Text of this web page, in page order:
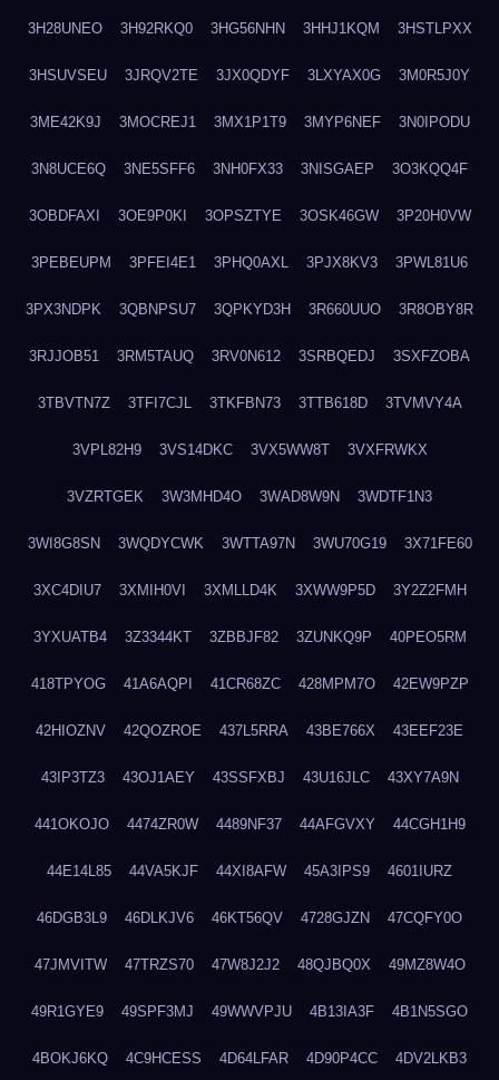
3H28UNEO 3H92RKQ0 3HG56NHN 3HHJ1KQM 3HSTLPXX
3HSUVSEU 3JRQV2TE 3JX0QDYF 3LXYAX0G 3M0R5J0Y
3ME42K9J 3MOCREJ1 3MX1P1T9 3MYP6NEF 3N0IPODU
3N8UCE6Q 3NE5SFF6 3NH0FX33 3NISGAEP 3O3KQQ4F
3OBDFAXI 3OE9P0KI 3OPSZTYE 3OSK46GW 3P20H0VW
3PEBEUPM 3PFEI4E1 3PHQ0AXL 3PJX8KV3 3PWL81U6
3PX3NDPK 3QBNPSU7 3QPKYD3H 3R660UUO 3R8OBY8R
3RJJOB51 3RM5TAUQ 3RV0N612 3SRBQEDJ 3SXFZOBA
3TBVTN7Z 3TFI7CJL 3TKFBN73 3TTB618D 3TVMVY4A
3VPL82H9 3VS14DKC 3VX5WW8T 3VXFRWKX
3VZRTGEK 3W3MHD4O 3WAD8W9N 3WDTF1N3
3WI8G8SN 3WQDYCWK 3WTTA97N 3WU70G19 3X71FE60
3XC4DIU7 3XMIH0VI 3XMLLD4K 3XWW9P5D 3Y2Z2FMH
3YXUATB4 3Z3344KT 3ZBBJF82 3ZUNKQ9P 40PEO5RM
418TPYOG 41A6AQPI 41CR68ZC 428MPM7O 42EW9PZP
42HIOZNV 42QOZROE 437L5RRA 43BE766X 43EEF23E
43IP3TZ3 43OJ1AEY 43SSFXBJ 43U16JLC 43XY7A9N
441OKOJO 4474ZR0W 4489NF37 44AFGVXY 44CGH1H9
44E14L85 44VA5KJF 44XI8AFW 45A3IPS9 4601IURZ
46DGB3L9 46DLKJV6 46KT56QV 4728GJZN 47CQFY0O
47JMVITW 47TRZS70 47W8J2J2 48QJBQ0X 49MZ8W4O
49R1GYE9 49SPF3MJ 49WWVPJU 4B13IA3F 4B1N5SGO
4BOKJ6KQ 4C9HCESS 4D64LFAR 4D90P4CC 4DV2LKB3